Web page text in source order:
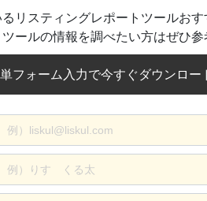
リスティングレポートツールお
ールの情報を調べたい方はぜひ参
フォーム入力で今すぐダウンロー